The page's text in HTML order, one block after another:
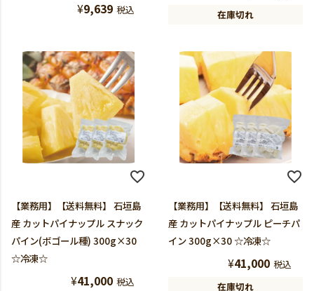
¥9,639 税込
在庫切れ
【業務用】【送料無料】 石垣島
産 カットパイナップル スナック
パイン(ボゴール種) 300g×30
☆冷凍☆
¥41,000 税込
【業務用】【送料無料】 石垣島
産 カットパイナップル ピーチパ
イン 300g×30 ☆冷凍☆
¥41,000 税込
在庫切れ